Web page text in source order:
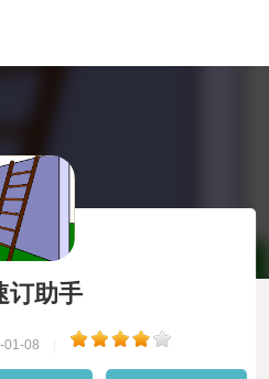
订助手
01-08